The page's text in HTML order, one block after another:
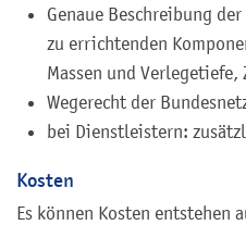
Genaue Beschreibung
zu errichtenden
Massen und
Wegerecht der
bei Dienstleistern:
Kosten
Es können Kosten entstehen